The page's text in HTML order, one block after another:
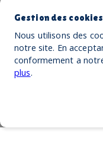
Gestion des cookies
Nous utilisons des
notre site. En
conformement a
plus.